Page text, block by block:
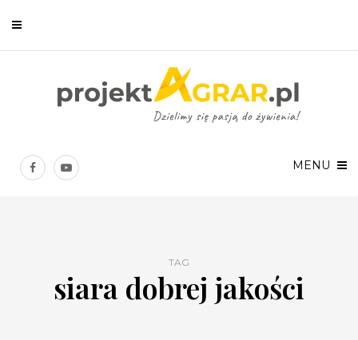
MENU
TAG
siara dobrej jakości
Chcesz być na bieżąco? Zostaw swój e-mail, a raz w tygodniu
prześlemy Ci nasze najlepsze artykuły!
Twoje dane osobowe będą przetwarzane zgodnie z Polityką prywatności